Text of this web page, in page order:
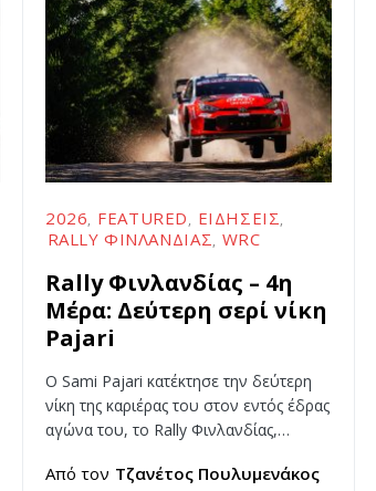
2026 FEATURED ΕΙΔΉΣΕΙΣ
RALLY ΦΙΝΛΑΝΔΊΑΣ WRC
Rally Φινλανδίας – 4η
Μέρα: Δεύτερη σερί νίκη
Pajari
Ο Sami Pajari κατέκτησε την δεύτερη
νίκη της καριέρας του στον εντός έδρας
αγώνα του, το Rally Φινλανδίας,…
Από τον Τζανέτος Πουλυμενάκος